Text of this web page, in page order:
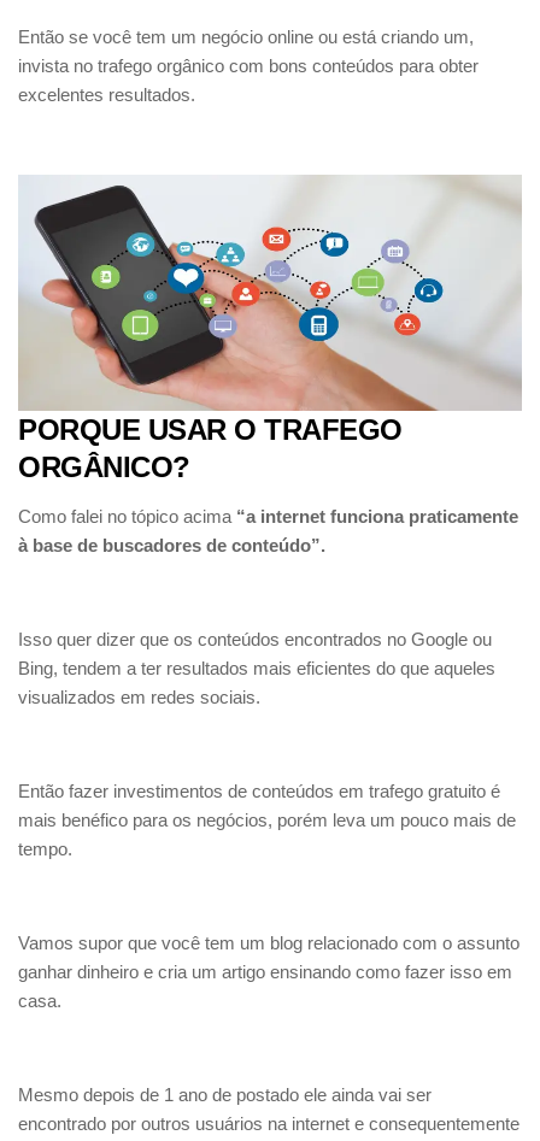
Então se você tem um negócio online ou está criando um,
invista no trafego orgânico com bons conteúdos para obter
excelentes resultados.
PORQUE USAR O TRAFEGO
ORGÂNICO?
Como falei no tópico acima “a internet funciona praticamente
à base de buscadores de conteúdo”.
Isso quer dizer que os conteúdos encontrados no Google ou
Bing, tendem a ter resultados mais eficientes do que aqueles
visualizados em redes sociais.
Então fazer investimentos de conteúdos em trafego gratuito é
mais benéfico para os negócios, porém leva um pouco mais de
tempo.
Vamos supor que você tem um blog relacionado com o assunto
ganhar dinheiro e cria um artigo ensinando como fazer isso em
casa.
Mesmo depois de 1 ano de postado ele ainda vai ser
encontrado por outros usuários na internet e consequentemente